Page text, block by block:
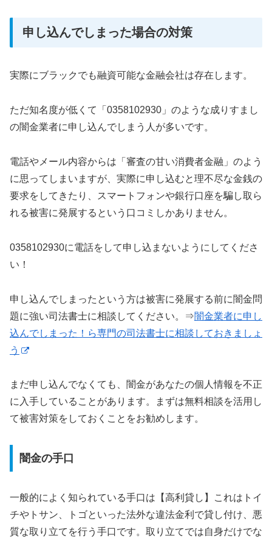
申し込んでしまった場合の対策
実際にブラックでも融資可能な金融会社は存在します。
ただ知名度が低くて「0358102930」のような成りすまし
の闇金業者に申し込んでしまう人が多いです。
電話やメール内容からは「審査の甘い消費者金融」のよう
に思ってしまいますが、実際に申し込むと理不尽な金銭の
要求をしてきたり、スマートフォンや銀行口座を騙し取ら
れる被害に発展するという口コミしかありません。
0358102930に電話をして申し込まないようにしてくださ
い！
申し込んでしまったという方は被害に発展する前に闇金問
題に強い司法書士に相談してください。⇒闇金業者に申し
込んでしまった！ら専門の司法書士に相談しておきましょ
う
まだ申し込んでなくても、闇金があなたの個人情報を不正
に入手していることがあります。まずは無料相談を活用し
て被害対策をしておくことをお勧めします。
闇金の手口
一般的によく知られている手口は【高利貸し】これはトイ
チやトサン、トゴといった法外な違法金利で貸し付け、悪
質な取り立てを行う手口です。取り立てでは自身だけでな